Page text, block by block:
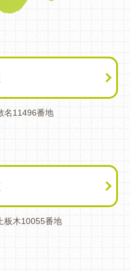
名11496番地
板木10055番地